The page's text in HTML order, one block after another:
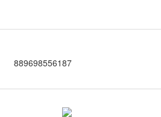
889698556187